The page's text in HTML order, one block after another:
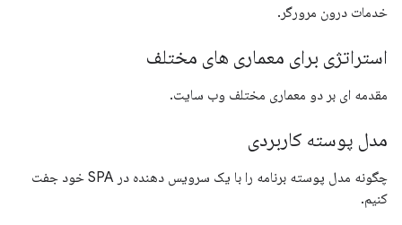
خدمات درون مرورگر.
استراتژی برای معماری های مختلف
مقدمه ای بر دو معماری مختلف وب سایت.
مدل پوسته کاربردی
چگونه مدل پوسته برنامه را با یک سرویس دهنده در SPA خود جفت
کنیم.